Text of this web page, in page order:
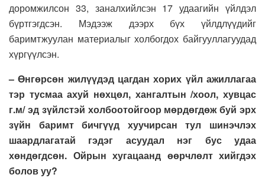
доромжилсон 33, заналхийлсэн 17 удаагийн үйлдэл
бүртгэгдсэн. Мэдээж дээрх бүх үйлдлүүдийг
баримтжуулан материалыг холбогдох байгууллагуудад
хүргүүлсэн.
– Өнгөрсөн жилүүдэд цагдан хорих үйл ажиллагаа
тэр тусмаа ахуй нөхцөл, хангалтын /хоол, хувцас
г.м/ эд зүйлстэй холбоотойгоор мөрдөгдөж буй эрх
зүйн баримт бичгүүд хуучирсан тул шинэчлэх
шаардлагатай гэдэг асуудал нэг бус удаа
хөндөгдсөн. Ойрын хугацаанд өөрчлөлт хийгдэх
болов уу?